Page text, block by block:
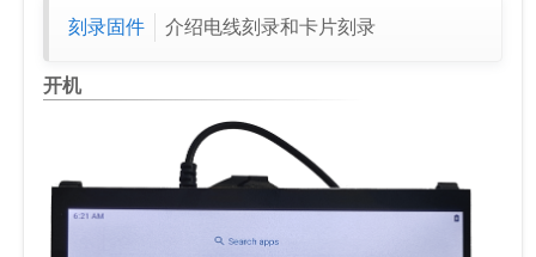
刻录固件 介绍电线刻录和卡片刻录
开机